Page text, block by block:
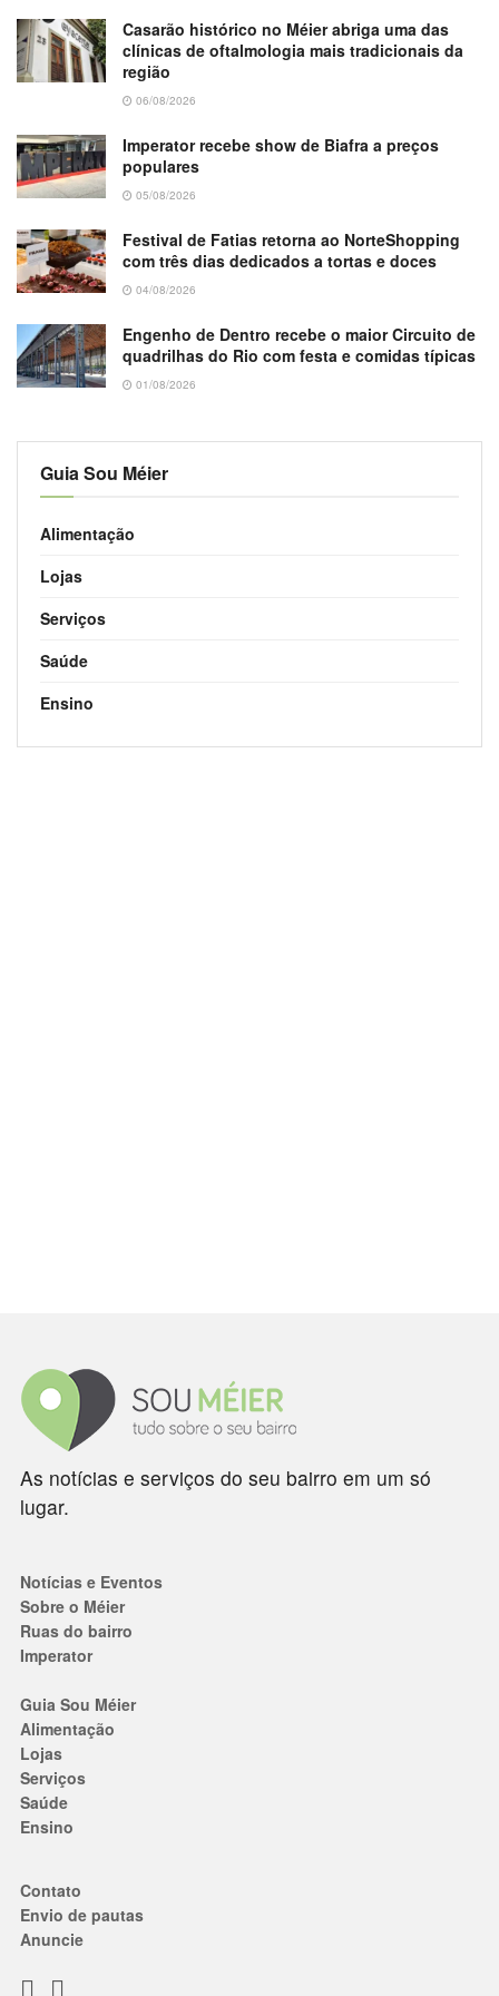
Casarão histórico no Méier abriga uma das
clínicas de oftalmologia mais tradicionais da
região
06/08/2026
Imperator recebe show de Biafra a preços
populares
05/08/2026
Festival de Fatias retorna ao NorteShopping
com três dias dedicados a tortas e doces
04/08/2026
Engenho de Dentro recebe o maior Circuito de
quadrilhas do Rio com festa e comidas típicas
01/08/2026
Guia Sou Méier
Alimentação
Lojas
Serviços
Saúde
Ensino
As notícias e serviços do seu bairro em um só
lugar.
Notícias e Eventos
Sobre o Méier
Ruas do bairro
Imperator
Guia Sou Méier
Alimentação
Lojas
Serviços
Saúde
Ensino
Contato
Envio de pautas
Anuncie